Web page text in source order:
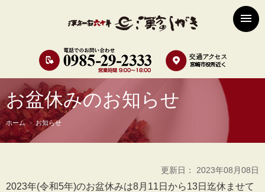
お盆休みのお知らせ
ホーム お知らせ
更新日： 2023年08月08日
2023年(令和5年)のお盆休みは8月11日から13日迄休ませて